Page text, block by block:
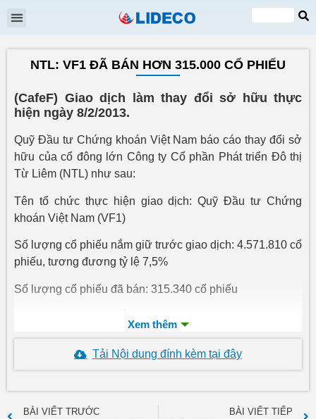
VI
EN
NTL: VF1 ĐÃ BÁN HƠN 315.000 CỔ PHIẾU
(CafeF) Giao dịch làm thay đổi sở hữu thực
hiện ngày 8/2/2013.
Quỹ Đầu tư Chứng khoán Việt Nam báo cáo thay đổi sở
hữu của cổ đông lớn Công ty Cổ phần Phát triển Đô thị
Từ Liêm (NTL) như sau:
Tên tổ chức thực hiện giao dịch: Quỹ Đầu tư Chứng
khoán Việt Nam (VF1)
Số lượng cổ phiếu nắm giữ trước giao dịch: 4.571.810 cổ
phiếu, tương đương tỷ lệ 7,5%
Số lượng cổ phiếu đã bán: 315.340 cổ phiếu
Giao dịch làm thay đổi sở hữu thực hiện ngày 8/2/2013.
Tải Nội dung đính kèm tại đây
BÀI VIẾT TRƯỚC BÀI VIẾT TIẾP